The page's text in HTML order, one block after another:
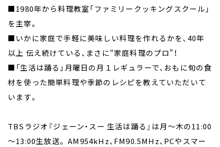
■1980年から料理教室「ファミリークッキングスクール」
を主宰。
■いかに家庭で手軽に美味しい料理を作れるかを、40年
以上 伝え続けている、まさに“家庭料理のプロ”！
■「生活は踊る」月曜日の月１レギュラーで、おもに旬の食
材を使った簡単料理や季節のレシピを教えていただいて
います。
TBSラジオ『ジェーン・スー 生活は踊る』は月～木の11:00
～13:00生放送。 AM954kHz、FM90.5MHz、PCやスマー